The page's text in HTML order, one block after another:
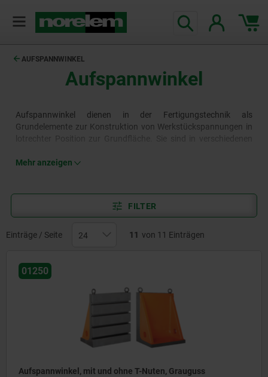
AUFSPANNWINKEL
Aufspannwinkel
Aufspannwinkel dienen in der Fertigungstechnik als
Grundelemente zur Konstruktion von Werkstückspannungen in
oder Spannschlizen verfügbar.
Mehr anzeigen
FILTER
Einträge / Seite 11 von 11 Einträgen
01250
Aufspannwinkel, mit und ohne T-Nuten, Grauguss